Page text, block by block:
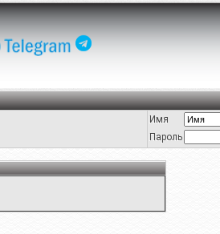
Имя
Пароль